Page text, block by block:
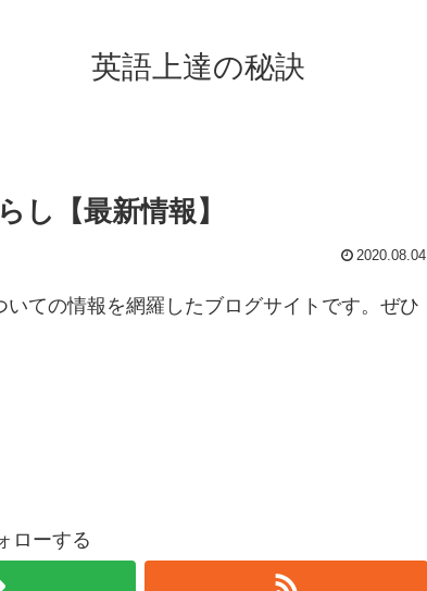
英語上達の秘訣
し【最新情報】
2020.08.04
ての情報を網羅したブログサイトです。ぜひ
ローする